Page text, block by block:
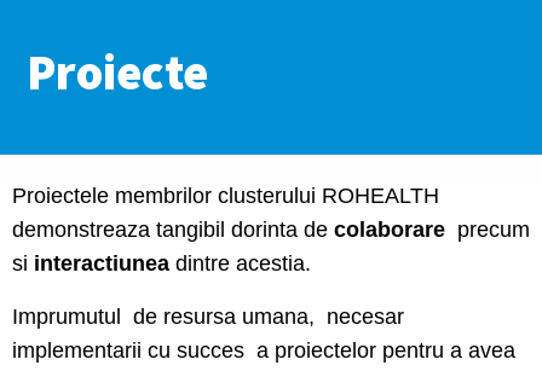
Proiecte
Proiectele membrilor clusterului ROHEALTH
demonstreaza tangibil dorinta de colaborare precum
si interactiunea dintre acestia.
Imprumutul de resursa umana, necesar
implementarii cu succes a proiectelor pentru a avea